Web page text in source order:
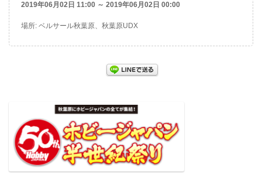
2019年06月02日 11:00 ～ 2019年06月02日 00:00
場所: ベルサール秋葉原、秋葉原UDX